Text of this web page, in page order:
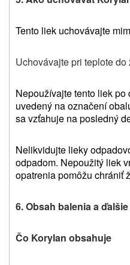
Tento liek uchovávajte
Uchovávajte pri teplote do
Nepoužívajte tento liek
uvedený na označení
sa vzťahuje na posledný
Nelikvidujte lieky
odpadom. Nepoužitý liek
opatrenia pomôžu chrániť
6. Obsah balenia a
Čo Korylan obsahuje